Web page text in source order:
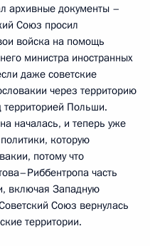
архивные документы –
Союз просил
войска на помощь
министра иностранных
даже советские
через территорию
территорией Польши.
началась, и теперь уже
которую
потому что
часть
включая Западную
Союз вернулась
территории.